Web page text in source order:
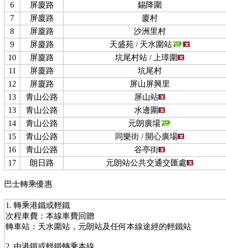
6
屏廈路
錫降圍
7
屏廈路
廈村
8
屏廈路
沙洲里村
9
屏廈路
天盛苑 / 天水圍站
10
屏廈路
坑尾村站 / 上璋圍
11
屏廈路
坑尾村
12
屏廈路
屏山屏興里
13
青山公路
屏山站
13
青山公路
水邊圍
14
青山公路
元朗廣場
15
青山公路
同樂街 / 開心廣場
16
青山公路
谷亭街
17
朗日路 元朗站公共交通交匯處
巴士轉乘優惠
1. 轉乘港鐵或輕鐵
次程車費：本線車費回贈
轉車站：天水圍站，元朗站及任何本線途經的輕鐵站
2. 由港鐵或輕鐵轉乘本線